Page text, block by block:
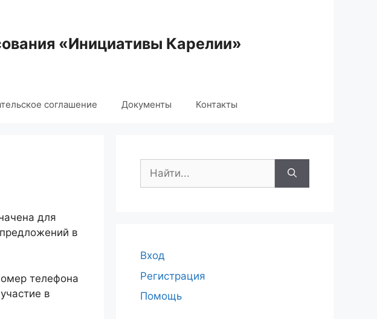
«Инициативы Карелии»
соглашение Документы Контакты
для
в
телефона
в
Поиск:
Вход
Регистрация
Помощь